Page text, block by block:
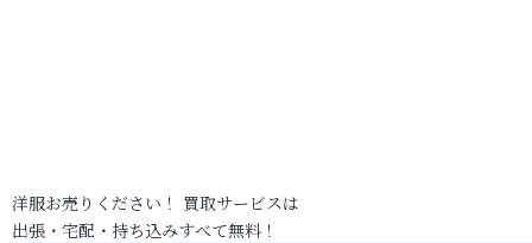
洋服お売りください！ 買取サービスは
出張・宅配・持ち込みすべて無料！